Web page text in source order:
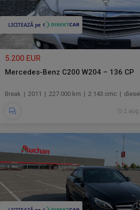
5.200 EUR
Mercedes-Benz C200 W204 – 136 CP
Break | 2011 | 227.000 km | 2.143 cmc | diesel
2 aug.